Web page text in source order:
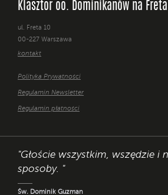
Klasztor oo. Dominikanów na Freta
ul. Freta 10
00-227 Warszawa
kontakt
Polityka Prywatności
Regulamin Newsletter
Regulamin płatności
"Głoście wszystkim, wszędzie i
sposoby. "
Św. Dominik Guzman